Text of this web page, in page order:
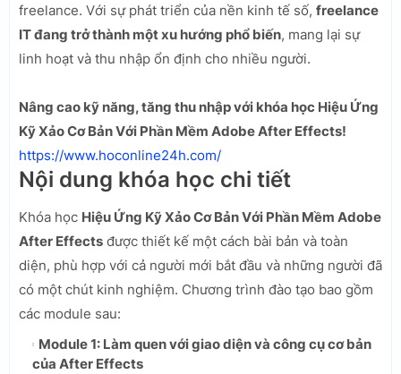
freelance. Với sự phát triển của nền kinh tế số, freelance
IT đang trở thành một xu hướng phổ biến, mang lại sự
linh hoạt và thu nhập ổn định cho nhiều người.
Nâng cao kỹ năng, tăng thu nhập với khóa học Hiệu Ứng
Kỹ Xảo Cơ Bản Với Phần Mềm Adobe After Effects!
https://www.hoconline24h.com/
Nội dung khóa học chi tiết
Khóa học Hiệu Ứng Kỹ Xảo Cơ Bản Với Phần Mềm Adobe
After Effects được thiết kế một cách bài bản và toàn
diện, phù hợp với cả người mới bắt đầu và những người đã
có một chút kinh nghiệm. Chương trình đào tạo bao gồm
các module sau:
Module 1: Làm quen với giao diện và công cụ cơ bản
của After Effects